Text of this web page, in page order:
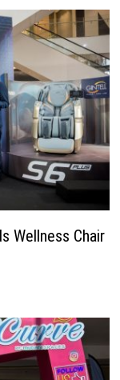
Wellness Chair